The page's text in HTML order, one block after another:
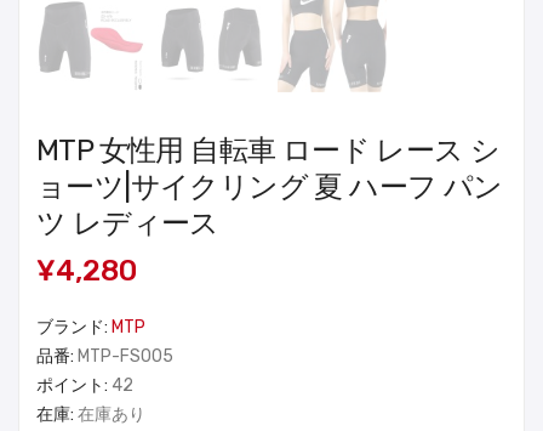
MTP 女性用 自転車 ロード レース シ
ョーツ|サイクリング 夏 ハーフ パン
ツ レディース
¥4,280
ブランド: MTP
品番: MTP-FS005
ポイント: 42
在庫: 在庫あり